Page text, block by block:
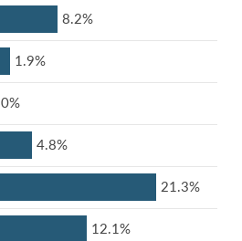
8.2%
1.9%
0%
4.8%
21.3%
12.1%